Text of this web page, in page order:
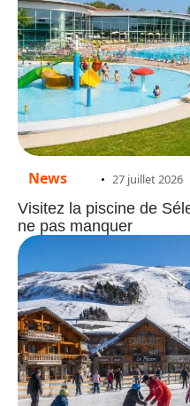
News 27 juillet 2026
Visitez la piscine de
ne pas manquer